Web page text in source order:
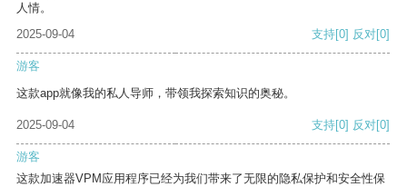
人情。
2025-09-04
支持[0] 反对[0]
游客
这款app就像我的私人导师，带领我探索知识的奥秘。
2025-09-04 支持[0] 反对[0]
游客
这款加速器VPM应用程序已经为我们带来了无限的隐私保护和安全性保